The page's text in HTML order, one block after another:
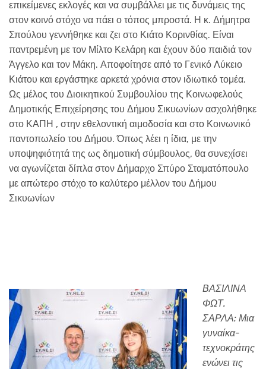
επικείμενες εκλογές και να συμβάλλει με τις δυνάμεις της
στον κοινό στόχο να πάει ο τόπος μπροστά. Η κ. Δήμητρα
Σπούλου γεννήθηκε και ζει στο Κιάτο Κορινθίας. Είναι
παντρεμένη με τον Μίλτο Κελάρη και έχουν δύο παιδιά τον
Άγγελο και τον Μάκη. Αποφοίτησε από το Γενικό Λύκειο
Κιάτου και εργάστηκε αρκετά χρόνια στον ιδιωτικό τομέα.
Ως μέλος του Διοικητικού Συμβουλίου της Κοινωφελούς
Δημοτικής Επιχείρησης του Δήμου Σικυωνίων ασχολήθηκε
στο ΚΑΠΗ , στην εθελοντική αιμοδοσία και στο Κοινωνικό
παντοπωλείο του Δήμου. Όπως λέει η ίδια, με την
υποψηφιότητά της ως δημοτική σύμβουλος, θα συνεχίσει
να αγωνίζεται δίπλα στον Δήμαρχο Σπύρο Σταματόπουλο
με απώτερο στόχο το καλύτερο μέλλον του Δήμου
Σικυωνίων
ΒΑΣΙΛΙΝΑ
ΦΩΤ.
ΣΑΡΛΑ: Μια
γυναίκα-
τεχνοκράτης
ενώνει τις